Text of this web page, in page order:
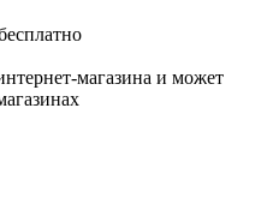
магазина и может